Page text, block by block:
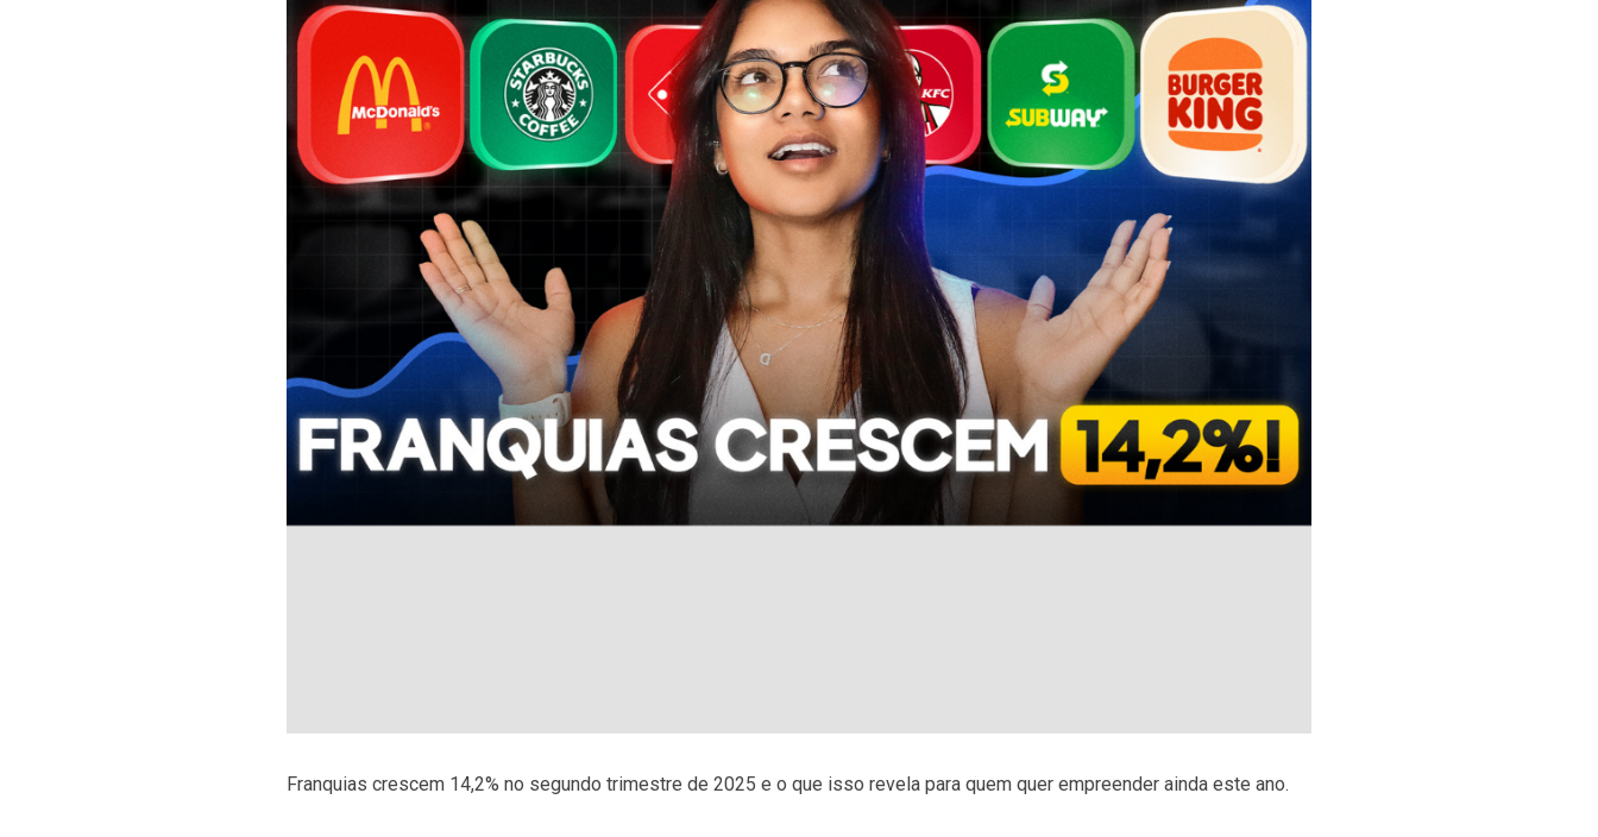
Franquias crescem 14,2% no segundo trimestre de 2025 e o que isso revela para quem quer empreender ainda este ano.